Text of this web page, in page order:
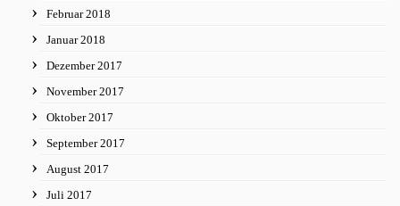
Februar 2018
Januar 2018
Dezember 2017
November 2017
Oktober 2017
September 2017
August 2017
Juli 2017